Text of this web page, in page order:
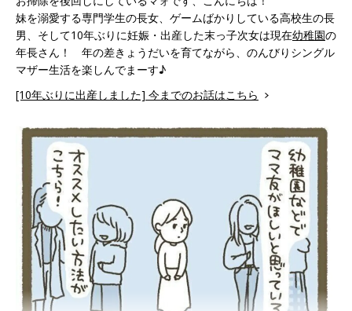
妹を溺愛する専門学生の長女、ゲームばかりしている高校生の長
男、そして10年ぶりに妊娠・出産した末っ子次女は現在幼稚園の
年長さん！ 年の差きょうだいを育てながら、のんびりシングル
マザー生活を楽しんでまーす♪
[10年ぶりに出産しました] 今までのお話はこちら